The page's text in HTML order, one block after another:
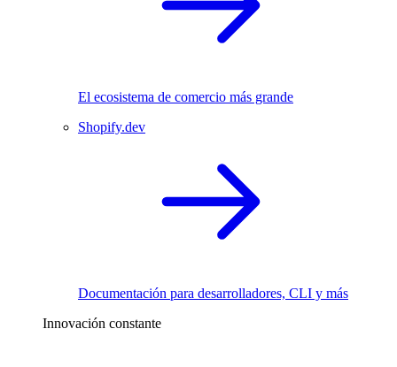
El ecosistema de comercio más grande
Shopify.dev
Documentación para desarrolladores, CLI y más
Innovación constante